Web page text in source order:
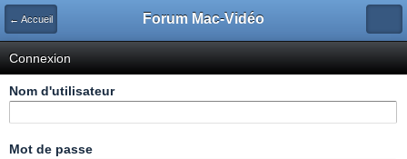
← Accueil Forum Mac-Vidéo
Connexion
Nom d'utilisateur
Mot de passe